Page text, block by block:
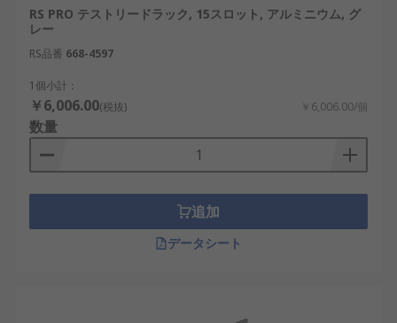
RS PRO テストリードラック, 15スロット, アルミニウム, グ
レー
RS品番 668-4597
1個小計：
￥6,006.00(税抜) ￥6,006.00/個
数量
追加
データシート